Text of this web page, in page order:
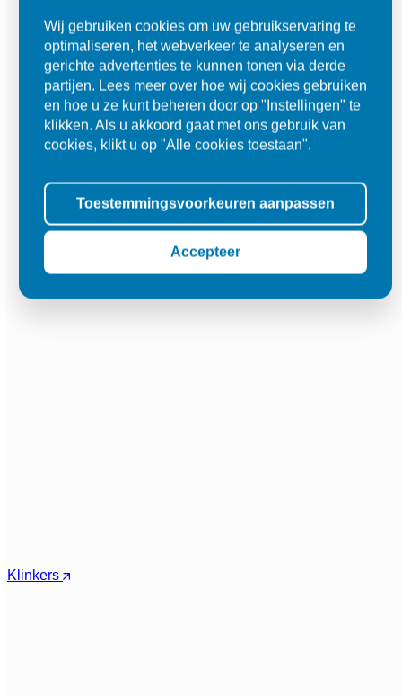
Klinkers
Wij gebruiken cookies om uw gebruikservaring te
optimaliseren, het webverkeer te analyseren en
gerichte advertenties te kunnen tonen via derde
partijen. Lees meer over hoe wij cookies gebruiken
en hoe u ze kunt beheren door op "Instellingen" te
klikken. Als u akkoord gaat met ons gebruik van
cookies, klikt u op "Alle cookies toestaan".
Toestemmingsvoorkeuren aanpassen
Accepteer